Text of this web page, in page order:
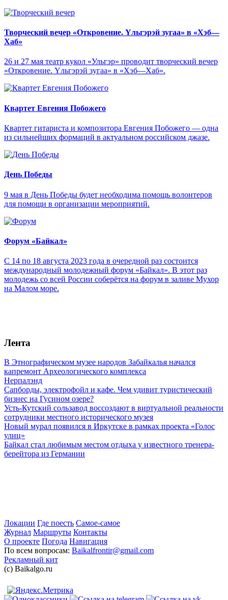
Творческий вечер «Откровение. Yльгэрэй зугаа» в «Хэб—
Хаб»
26 и 27 мая театр кукол «Ульгэр» проводит творческий вечер
«Откровение. Yльгэрэй зугаа» в «Хэб—Хаб».
Квартет Евгения Побожего
Квартет гитариста и композитора Евгения Побожего — одна
из сильнейших формаций в актуальном российском джазе.
День Победы
9 мая в День Победы будет необходима помощь волонтеров
для помощи в организации мероприятий.
Форум «Байкал»
С 14 по 18 августа 2023 года в очередной раз состоится
международный молодежный форум «Байкал». В этот раз
молодежь со всей России соберётся на форум в заливе Мухор
на Малом море.
Лента
В Этнографическом музее народов Забайкалья начался
капремонт Археологического комплекса
Нерпалэнд
Сапборды, электрофойл и кафе. Чем удивит туристический
бизнес на Гусином озере?
Усть-Кутский сользавод воссоздают в виртуальной реальности
сотрудники местного исторического музея
Новый мурал появился в Иркутске в рамках проекта «Голос
улиц»
Байкал стал любимым местом отдыха у известного тренера-
берейтора из Германии
Локации Где поесть Самое-самое
Журнал Маршруты Контакты
О проекте Погода Навигация
По всем вопросам: Baikalfrontir@gmail.com
Рекламный кит
(с) Baikalgo.ru